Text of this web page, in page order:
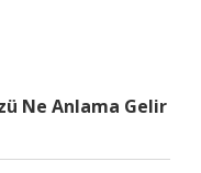
Ne Anlama Gelir